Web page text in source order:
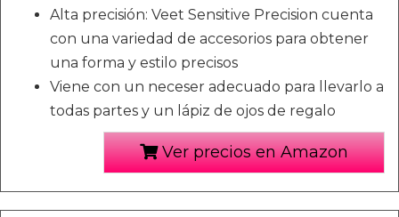
Alta precisión: Veet Sensitive Precision cuenta
con una variedad de accesorios para obtener
una forma y estilo precisos
Viene con un neceser adecuado para llevarlo a
todas partes y un lápiz de ojos de regalo
Ver precios en Amazon